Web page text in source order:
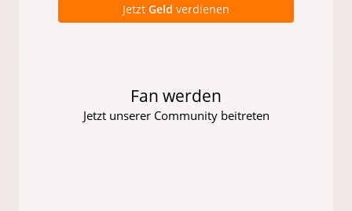
Jetzt Geld verdienen
Fan werden
Jetzt unserer Community beitreten